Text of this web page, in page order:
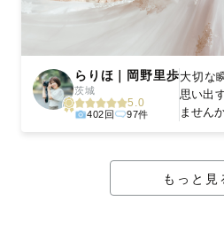
らりほ｜岡野里歩
茨城
5.0
402回 97件
大切な
思い出
ません
もっと見